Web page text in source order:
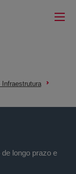
Infraestrutura
longo prazo e